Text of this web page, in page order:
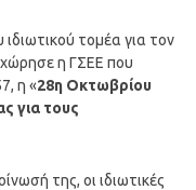
τομέα για τον
η ΓΣΕΕ που
η «28η Οκτωβρίου
για τους
της, οι ιδιωτικές